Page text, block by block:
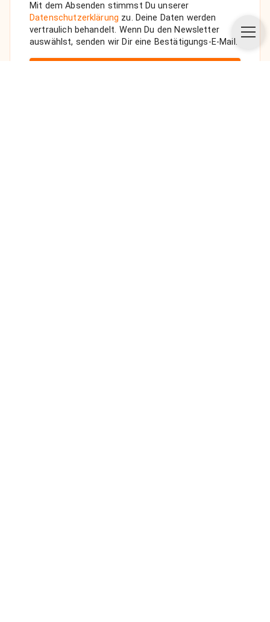
Mit dem Absenden stimmst Du unserer
Datenschutzerklärung zu. Deine Daten werden
vertraulich behandelt. Wenn Du den Newsletter
auswählst, senden wir Dir eine Bestätigungs-E-Mail.